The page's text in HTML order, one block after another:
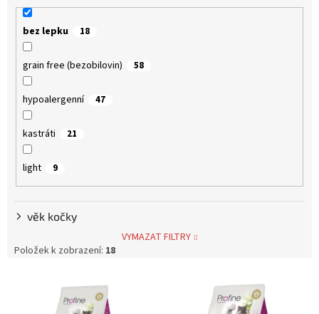
bez lepku 18
grain free (bezobilovin) 58
hypoalergenní 47
kastráti 21
light 9
věk kočky
VYMAZAT FILTRY
Položek k zobrazení: 18